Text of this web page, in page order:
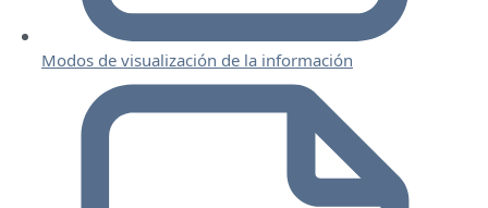
Modos de visualización de la información